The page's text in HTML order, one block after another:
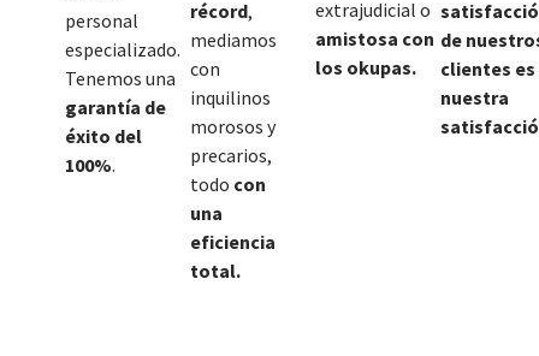
personal
especializado.
Tenemos una
garantía de
éxito del
100%.
récord,
mediamos
con
inquilinos
morosos y
precarios,
todo con
una
eficiencia
total.
extrajudicial o
amistosa con
los okupas.
de
clientes es
nuestra